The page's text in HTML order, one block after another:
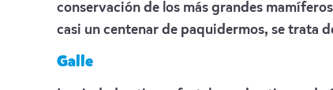
conservación de los más grandes
casi un centenar de paquidermos, se trata
Galle